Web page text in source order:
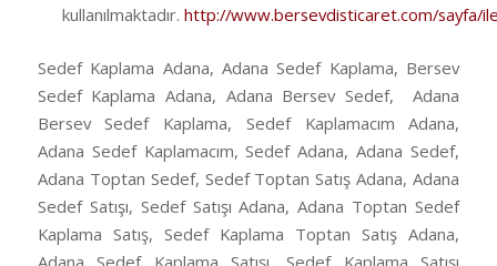
kullanılmaktadır. http://www.bersevdisticaret.com/sayfa/
Sedef Kaplama Adana, Adana Sedef Kaplama, Bersev
Sedef Kaplama Adana, Adana Bersev Sedef, Adana
Bersev Sedef Kaplama, Sedef Kaplamacım Adana,
Adana Sedef Kaplamacım, Sedef Adana, Adana Sedef,
Adana Toptan Sedef, Sedef Toptan Satış Adana, Adana
Sedef Satışı, Sedef Satışı Adana, Adana Toptan Sedef
Kaplama Satış, Sedef Kaplama Toptan Satış Adana,
Adana Sedef Kaplama Satışı, Sedef Kaplama Satışı